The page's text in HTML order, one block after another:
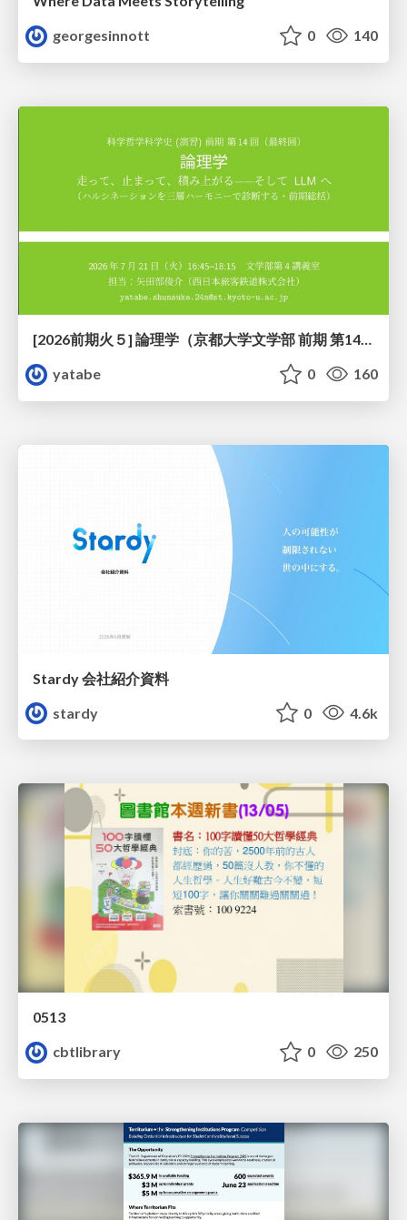
georgesinnott
0 140
[2026前期火５] 論理学（京都大学文学部 前期 第14回）「計算は、証明ではない——ハルシネーションを三層ハーモニーで診る」
yatabe
0 160
Stardy 会社紹介資料
stardy
0 4.6k
0513
cbtlibrary
0 250